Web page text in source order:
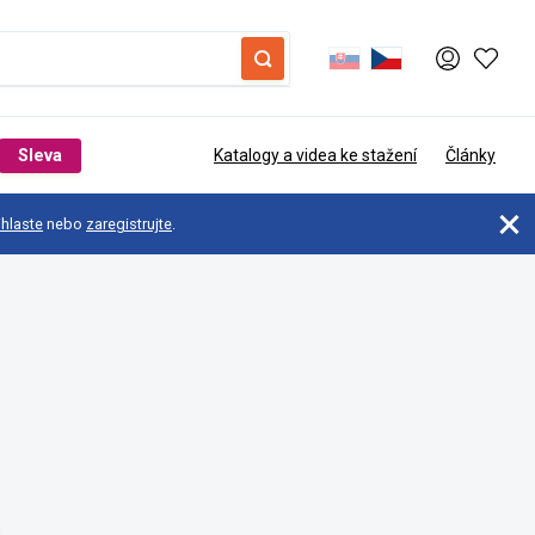
Sleva Katalogy a videa ke stažení Články
nebo zaregistrujte.